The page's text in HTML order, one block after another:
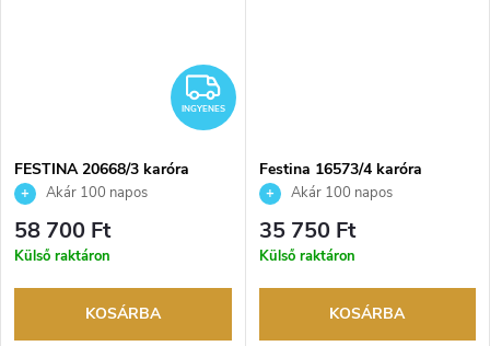
INGYENES
INGYENES
FESTINA 20668/3 karóra
Akár 100 napos
visszaküldési lehetőség. Hivatalos
márkakereskedő.
58 700 Ft
Külső raktáron
KOSÁRBA
Festina 16573/4 karóra
Akár 100 napos
visszaküldési lehetőség. Hivatalos
márkakereskedő.
35 750 Ft
Külső raktáron
KOSÁRBA